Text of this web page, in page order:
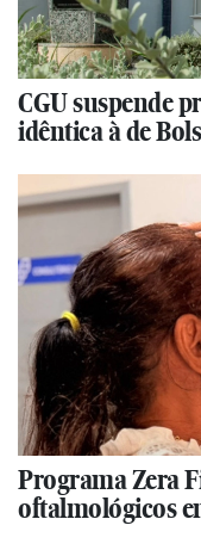
CGU suspende
idêntica à de
Programa Zera
oftalmológicos